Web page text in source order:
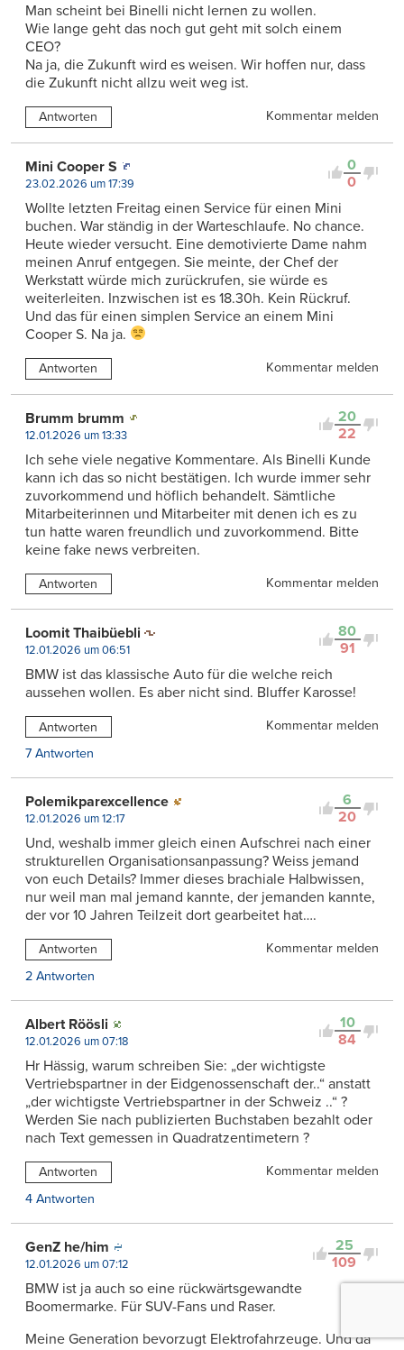
Man scheint bei Binelli nicht lernen zu wollen.
Wie lange geht das noch gut geht mit solch einem
CEO?
Na ja, die Zukunft wird es weisen. Wir hoffen nur, dass
die Zukunft nicht allzu weit weg ist.
Antworten Kommentar melden
0
0
Mini Cooper S
23.02.2026 um 17:39
Wollte letzten Freitag einen Service für einen Mini
buchen. War ständig in der Warteschlaufe. No chance.
Heute wieder versucht. Eine demotivierte Dame nahm
meinen Anruf entgegen. Sie meinte, der Chef der
Werkstatt würde mich zurückrufen, sie würde es
weiterleiten. Inzwischen ist es 18.30h. Kein Rückruf.
Und das für einen simplen Service an einem Mini
Cooper S. Na ja.
Antworten Kommentar melden
20
22
Brumm brumm
12.01.2026 um 13:33
Ich sehe viele negative Kommentare. Als Binelli Kunde
kann ich das so nicht bestätigen. Ich wurde immer sehr
zuvorkommend und höflich behandelt. Sämtliche
Mitarbeiterinnen und Mitarbeiter mit denen ich es zu
tun hatte waren freundlich und zuvorkommend. Bitte
keine fake news verbreiten.
Antworten Kommentar melden
80
91
Loomit Thaibüebli
12.01.2026 um 06:51
BMW ist das klassische Auto für die welche reich
aussehen wollen. Es aber nicht sind. Bluffer Karosse!
Antworten
Kommentar melden
7 Antworten
6
20
Polemikparexcellence
12.01.2026 um 12:17
Und, weshalb immer gleich einen Aufschrei nach einer
strukturellen Organisationsanpassung? Weiss jemand
von euch Details? Immer dieses brachiale Halbwissen,
nur weil man mal jemand kannte, der jemanden kannte,
der vor 10 Jahren Teilzeit dort gearbeitet hat….
Antworten
Kommentar melden
2 Antworten
10
84
Albert Röösli
12.01.2026 um 07:18
Hr Hässig, warum schreiben Sie: „der wichtigste
Vertriebspartner in der Eidgenossenschaft der..“ anstatt
„der wichtigste Vertriebspartner in der Schweiz ..“ ?
Werden Sie nach publizierten Buchstaben bezahlt oder
nach Text gemessen in Quadratzentimetern ?
Antworten
Kommentar melden
4 Antworten
25
109
GenZ he/him
12.01.2026 um 07:12
BMW ist ja auch so eine rückwärtsgewandte
Boomermarke. Für SUV-Fans und Raser.
Meine Generation bevorzugt Elektrofahrzeuge. Und da